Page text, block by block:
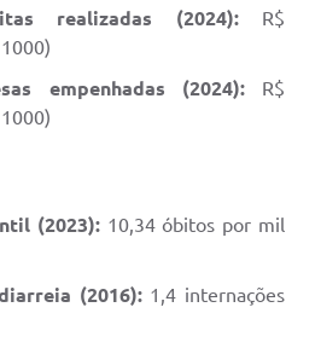
realizadas (2024):R$
empenhadas (2024):R$
(2023):10,34 óbitos por mil
(2016):1,4 internações